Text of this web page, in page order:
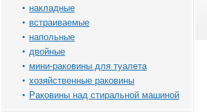
накладные
встраиваемые
напольные
двойные
мини-раковины для туалета
хозяйственные раковины
Раковины над стиральной машиной